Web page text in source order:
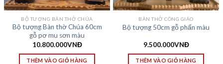
BỘ TƯỢNG BÀN THỜ CHÚA
Bộ tượng Bàn thờ Chúa 60cm
gỗ pơ mu sơn màu
10.800.000VNĐ
THÊM VÀO GIỎ HÀNG
BÀN THỜ CÔNG GIÁO
Bộ tượng 50cm gỗ phấn màu
9.500.000VNĐ
THÊM VÀO GIỎ HÀNG